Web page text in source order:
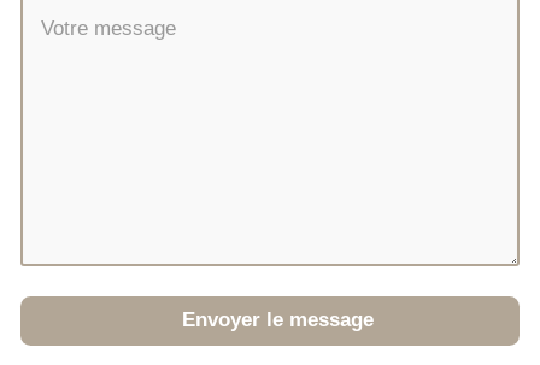
Envoyer le message